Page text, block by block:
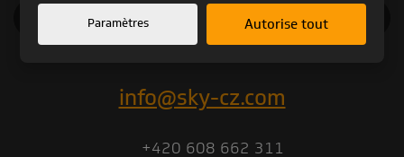
CATALOGUE 2025
info@sky-cz.com
+420 608 662 311
Paramètres Autorise tout